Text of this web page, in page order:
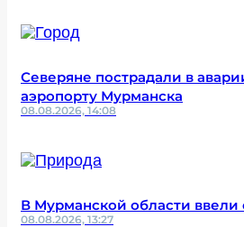
Северяне пострадали в
аэропорту Мурманска
08.08.2026, 14:08
В Мурманской области
08.08.2026, 13:27